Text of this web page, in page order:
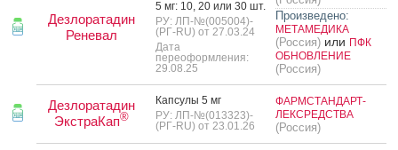
Дезлоратадин
Реневал
5 мг: 10, 20 или 30 шт.
РУ: ЛП-№(005004)-
(РГ-RU) от 27.03.24
Дата
переоформления:
29.08.25
Произведено:
МЕТАМЕДИКА
(Россия) или ПФК
ОБНОВЛЕНИЕ
(Россия)
Дезлоратадин
ЭкстраКап®
Кап­су­лы 5 мг
РУ: ЛП-№(013323)-
(РГ-RU) от 23.01.26
ФАРМСТАНДАРТ-
ЛЕКСРЕДСТВА
(Россия)